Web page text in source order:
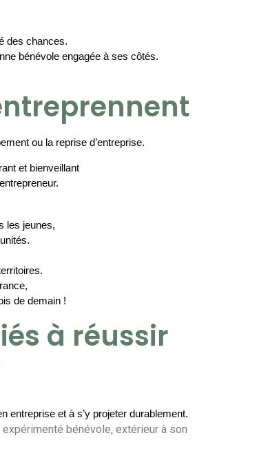
des chances.
bénévole engagée à ses côtés.
ou la reprise d’entreprise.
et bienveillant
les jeunes,
de demain !
à réussir
entreprise et à s’y projeter durablement.
bénévole, extérieur à son